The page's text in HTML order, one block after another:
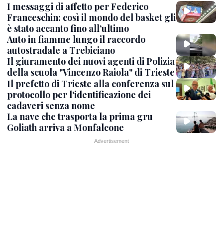
I messaggi di affetto per Federico
Franceschin: così il mondo del basket gli
è stato accanto fino all’ultimo
Auto in fiamme lungo il raccordo
autostradale a Trebiciano
Il giuramento dei nuovi agenti di Polizia
della scuola "Vincenzo Raiola" di Trieste
Il prefetto di Trieste alla conferenza sul
protocollo per l'identificazione dei
cadaveri senza nome
La nave che trasporta la prima gru
Goliath arriva a Monfalcone